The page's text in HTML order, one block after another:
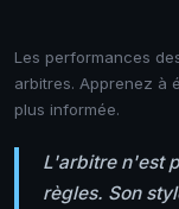
Les performances
arbitres. Apprenez à
plus informée.
L'arbitre n'est
règles. Son